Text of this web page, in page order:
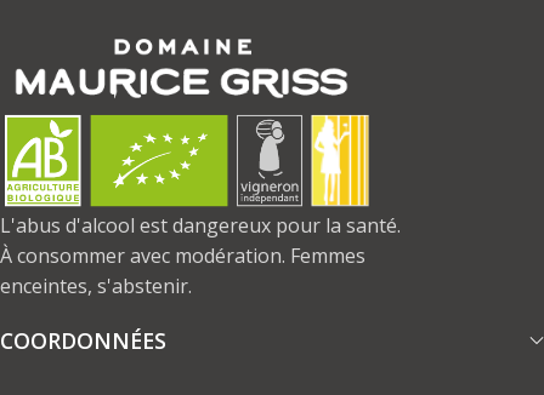
L'abus d'alcool est dangereux pour la santé.
À consommer avec modération. Femmes
enceintes, s'abstenir.
COORDONNÉES